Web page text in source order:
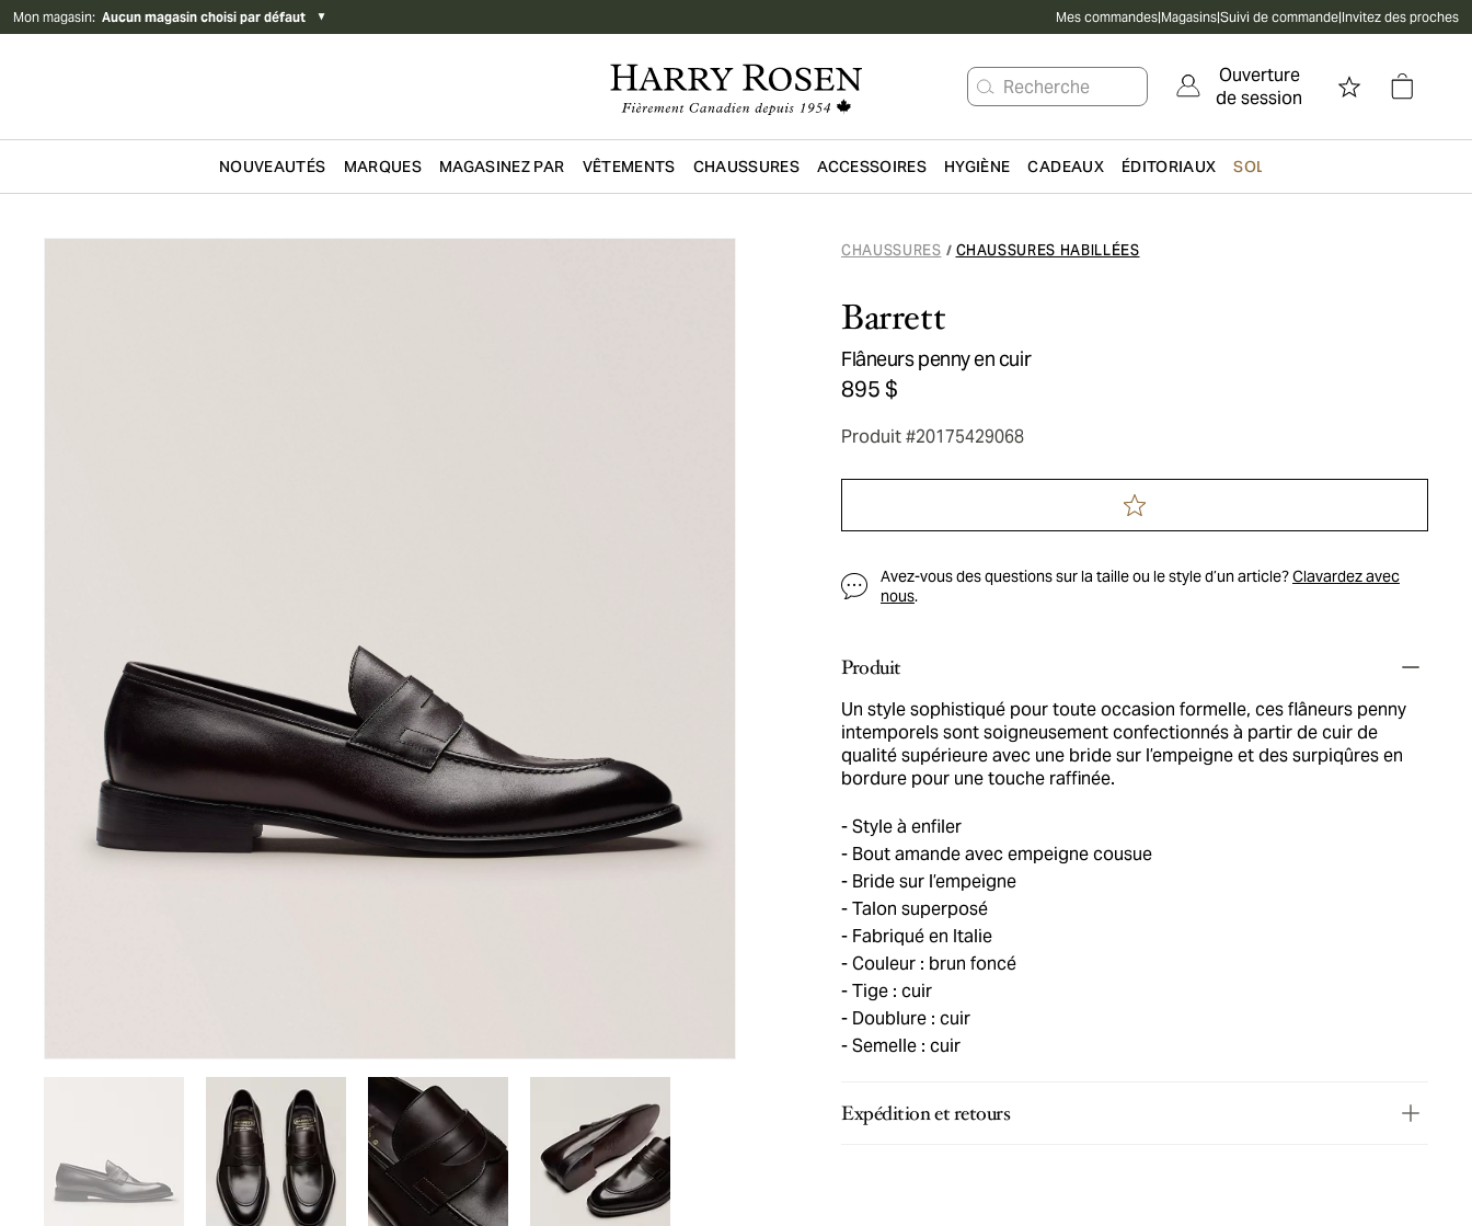
Mon magasin: Aucun magasin choisi par défaut ▼ Mes commandes|Magasins|Suivi de commande|Invitez des proches
Recherche
Ouverture
de session
Passer au contenu principal
NOUVEAUTÉS MARQUES MAGASINEZ PAR VÊTEMENTS CHAUSSURES ACCESSOIRES HYGIÈNE CADEAUX ÉDITORIAUX SOLDES
CHAUSSURES / CHAUSSURES HABILLÉES
Barrett
Flâneurs penny en cuir
895 $
Produit #20175429068
Avez-vous des questions sur la taille ou le style d’un article?Clavardez avec
nous.
Produit
Un style sophistiqué pour toute occasion formelle, ces flâneurs penny
intemporels sont soigneusement confectionnés à partir de cuir de
qualité supérieure avec une bride sur l’empeigne et des surpiqûres en
bordure pour une touche raffinée.
Style à enfiler
Bout amande avec empeigne cousue
Bride sur l’empeigne
Talon superposé
Fabriqué en Italie
Couleur : brun foncé
Tige : cuir
Doublure : cuir
Semelle : cuir
Expédition et retours